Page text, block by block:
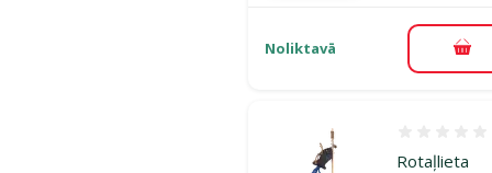
Noliktavā
Rotaļlieta